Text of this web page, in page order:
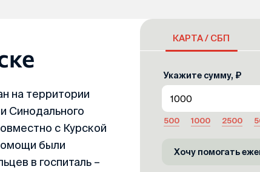
на территории
Синодального
с Курской
были
в госпиталь –
КАРТА / СБП
Укажите сумму, ₽
500 1000 2500
Хочу помогать